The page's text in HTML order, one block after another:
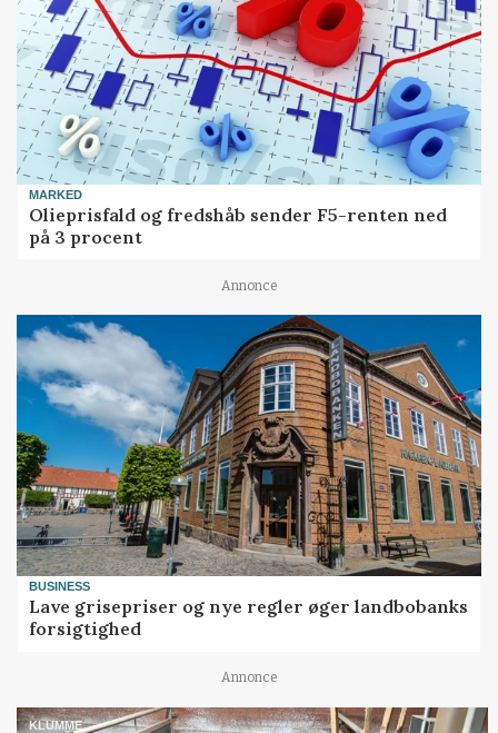
MARKED
Olieprisfald og fredshåb sender F5-renten ned
på 3 procent
Annonce
BUSINESS
Lave grisepriser og nye regler øger landbobanks
forsigtighed
Annonce
KLUMME